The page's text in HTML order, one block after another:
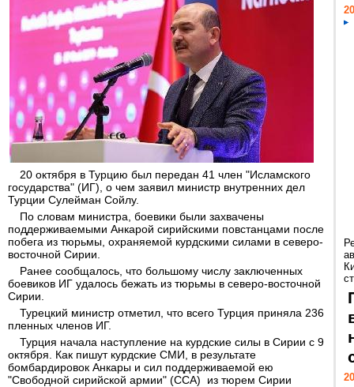
20 октября в Турцию был передан 41 член "Исламского
государства" (ИГ), о чем заявил министр внутренних дел
Турции Сулейман Сойлу.
По словам министра, боевики были захвачены
поддерживаемыми Анкарой сирийскими повстанцами после
побега из тюрьмы, охраняемой курдскими силами в северо-
восточной Сирии.
Ранее сообщалось, что большому числу заключенных
боевиков ИГ удалось бежать из тюрьмы в северо-восточной
Сирии.
Турецкий министр отметил, что всего Турция приняла 236
пленных членов ИГ.
Турция начала наступление на курдские силы в Сирии с 9
октября. Как пишут курдские СМИ, в результате
бомбардировок Анкары и сил поддерживаемой ею
"Свободной сирийской армии" (ССА) из тюрем Сирии